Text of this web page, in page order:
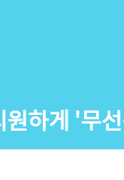
원하게 '무